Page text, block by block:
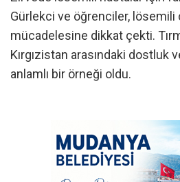
Gürlekci ve öğrenciler, lösemili
mücadelesine dikkat çekti.
Kırgızistan arasındaki dostluk
anlamlı bir örneği oldu.